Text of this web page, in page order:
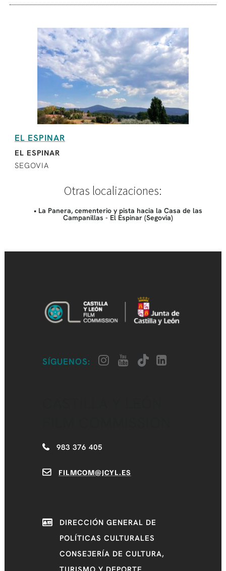
EL ESPINAR
EL ESPINAR
SEGOVIA
Otras localizaciones:
• La Panera, cementerio y pista hacia la Casa de las
Campanillas - El Espinar (Segovia)
SÍGUENOS:
983 376 405
FILMCOM@JCYL.ES
DIRECCIÓN GENERAL DE
POLÍTICAS CULTURALES
CONSEJERÍA DE CULTURA,